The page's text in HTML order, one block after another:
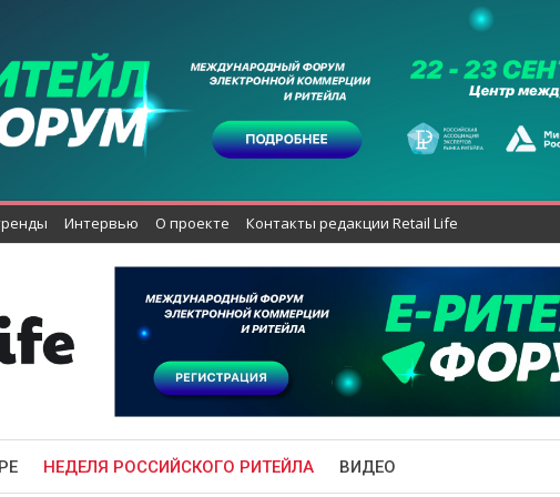
Интервью О проекте Контакты редакции Retail Life
НЕДЕЛЯ РОССИЙСКОГО РИТЕЙЛА ВИДЕО